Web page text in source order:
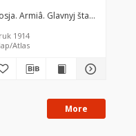
kartografičeskago zavedenìâ.
Armiâ. Glavnyj štab.
1914
Atlas
More